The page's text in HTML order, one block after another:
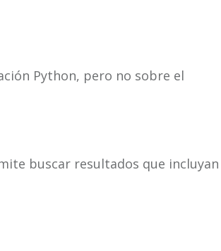
Python, pero no sobre el
buscar resultados que incluyan